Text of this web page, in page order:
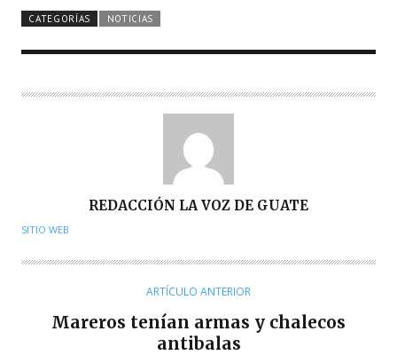
CATEGORÍAS NOTICIAS
U
O
REDACCIÓN LA VOZ DE GUATE
SITIO WEB
ARTÍCULO ANTERIOR
Mareros tenían armas y chalecos
antibalas